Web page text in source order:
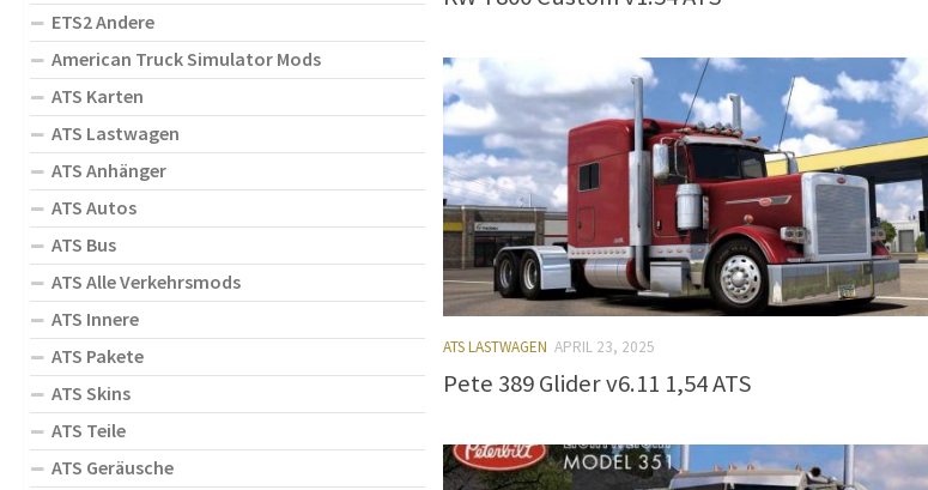
ATS LASTWAGEN APRIL 23, 2025
Pete 389 Glider v6.11 1,54 ATS
ETS2 Andere
American Truck Simulator Mods
ATS Karten
ATS Lastwagen
ATS Anhänger
ATS Autos
ATS Bus
ATS Alle Verkehrsmods
ATS Innere
ATS Pakete
ATS Skins
ATS Teile
ATS Geräusche